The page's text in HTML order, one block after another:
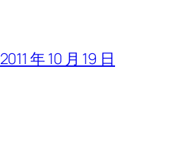
2011 年 10 月 19 日